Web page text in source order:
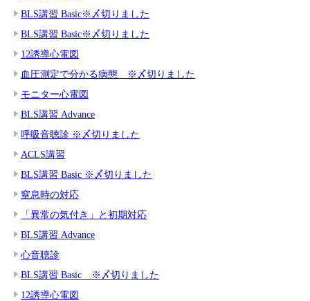
BLS講習 Basic※〆切りました
BLS講習 Basic※〆切りました
12誘導心電図
血圧測定で分かる病態 ※〆切りました
モニター心電図
BLS講習 Advance
呼吸音聴診 ※〆切りました
ACLS講習
BLS講習 Basic ※〆切りました
窒息時の対応
「異常の気付き」と初期対応
BLS講習 Advance
心音聴診
BLS講習 Basic ※〆切りました
12誘導心電図